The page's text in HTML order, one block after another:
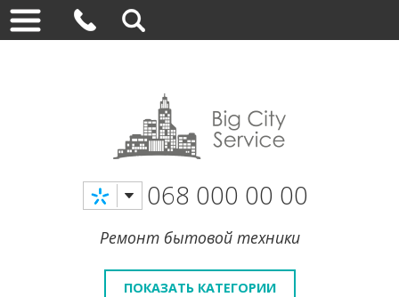
068 000 00 00
Ремонт бытовой техники
ПОКАЗАТЬ КАТЕГОРИИ